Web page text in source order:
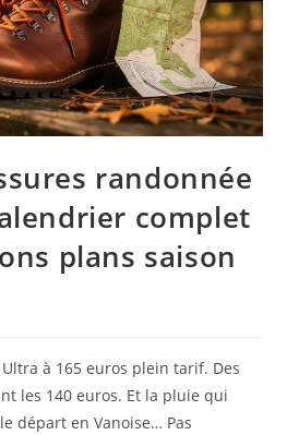
randonnée
complet
plans saison
à 165 euros plein tarif. Des
les 140 euros. Et la pluie qui
départ en Vanoise… Pas